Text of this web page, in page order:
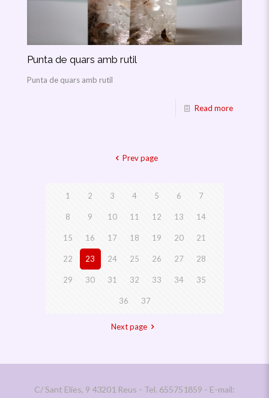
Punta de quars amb rutil
Punta de quars amb rutil
Read more
Prev page
1 2 3 4 5 6 7
8 9 10 11 12 13 14
15 16 17 18 19 20 21
22 23 24 25 26 27 28
29 30 31 32 33 34 35
36 37
Next page
C/ Sant Elies, 9 43201 Reus - Tel. 655751859 - E-mail: